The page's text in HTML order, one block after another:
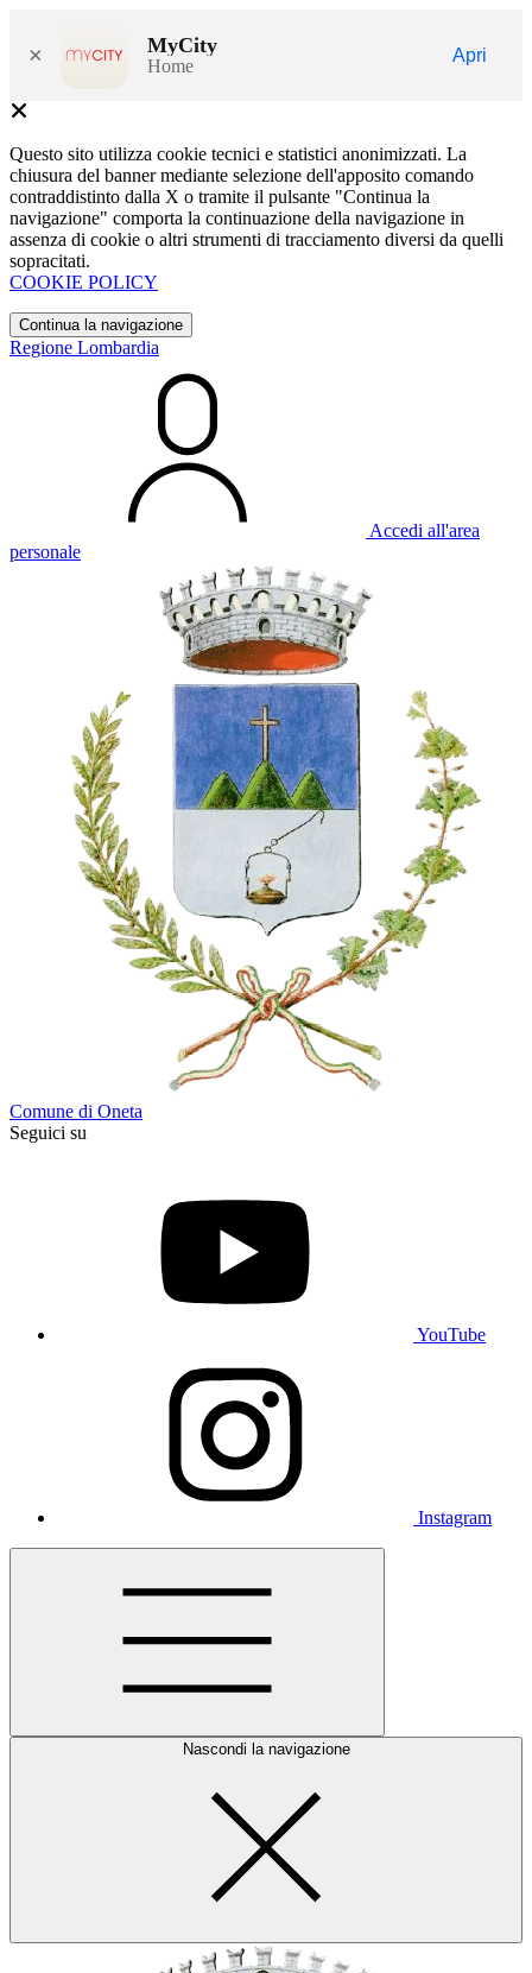
× MyCity
Home
Apri
Questo sito utilizza cookie tecnici e statistici anonimizzati. La
chiusura del banner mediante selezione dell'apposito comando
contraddistinto dalla X o tramite il pulsante "Continua la
navigazione" comporta la continuazione della navigazione in
assenza di cookie o altri strumenti di tracciamento diversi da quelli
sopracitati.
COOKIE POLICY
Continua la navigazione
Regione Lombardia
Accedi all'area
personale
Comune di Oneta
Seguici su
YouTube
Instagram
Nascondi la navigazione